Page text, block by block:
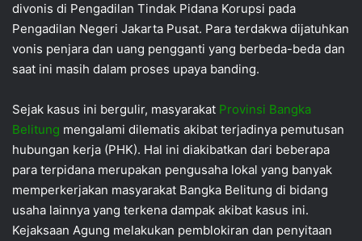
divonis di Pengadilan Tindak Pidana Korupsi pada
Pengadilan Negeri Jakarta Pusat. Para terdakwa dijatuhkan
vonis penjara dan uang pengganti yang berbeda-beda dan
saat ini masih dalam proses upaya banding.
Sejak kasus ini bergulir, masyarakat Provinsi Bangka
Belitung mengalami dilematis akibat terjadinya pemutusan
hubungan kerja (PHK). Hal ini diakibatkan dari beberapa
para terpidana merupakan pengusaha lokal yang banyak
memperkerjakan masyarakat Bangka Belitung di bidang
usaha lainnya yang terkena dampak akibat kasus ini.
Kejaksaan Agung melakukan pemblokiran dan penyitaan